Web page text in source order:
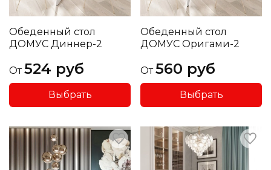
Обеденный стол
ДОМУС Диннер-2
От 524 руб
Выбрать
Обеденный стол
ДОМУС Оригами-2
От 560 руб
Выбрать